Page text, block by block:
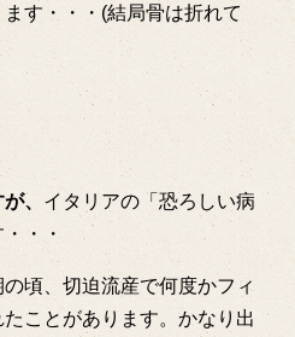
す・・・(結局骨は折れて
、 イタリアの「恐ろしい病
・・
頃、切迫流産で何度かフィ
ことがあります。かなり出